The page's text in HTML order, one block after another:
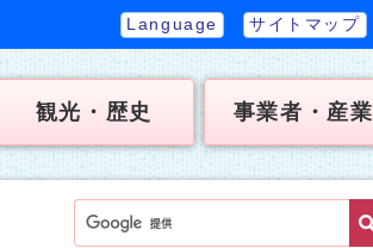
Language サイトマップ
観光・歴史 事業者・産業